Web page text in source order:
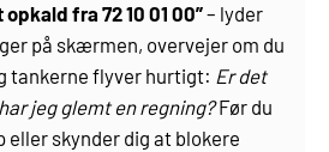
fra 72 10 01 00”– lyder
på skærmen, overvejer om du
tankerne flyver hurtigt: Er det
jeg glemt en regning?Før du
eller skynder dig at blokere